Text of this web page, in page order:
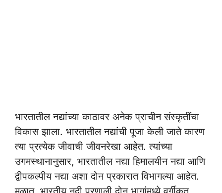
भारतातील नद्यांच्या काठावर अनेक प्राचीन संस्कृतींचा
विकास झाला. भारतातील नद्यांची पूजा केली जाते कारण
त्या प्रत्येक जीवाची जीवनरेखा आहेत. त्यांच्या
उगमस्थानानुसार, भारतातील नद्या हिमालयीन नद्या आणि
द्वीपकल्पीय नद्या अशा दोन प्रकारात विभागल्या आहेत.